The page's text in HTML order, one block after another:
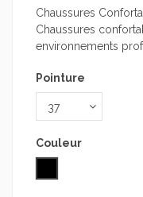
Chaussures
Chaussures
environnements
Pointure
Couleur